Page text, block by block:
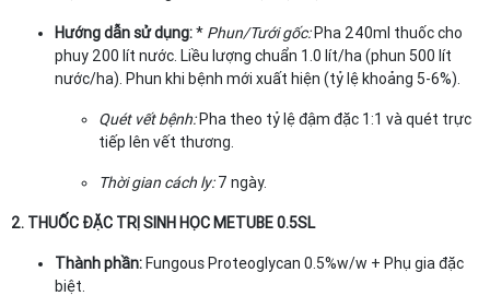
Hướng dẫn sử dụng:* Phun/Tưới gốc:Pha 240ml thuốc cho
phuy 200 lít nước. Liều lượng chuẩn 1.0 lít/ha (phun 500 lít
nước/ha). Phun khi bệnh mới xuất hiện (tỷ lệ khoảng 5-6%).
Quét vết bệnh:Pha theo tỷ lệ đậm đặc 1:1 và quét trực
tiếp lên vết thương.
Thời gian cách ly:7 ngày.
2. THUỐC ĐẶC TRỊ SINH HỌC METUBE 0.5SL
Thành phần:Fungous Proteoglycan 0.5%w/w + Phụ gia đặc
biệt.